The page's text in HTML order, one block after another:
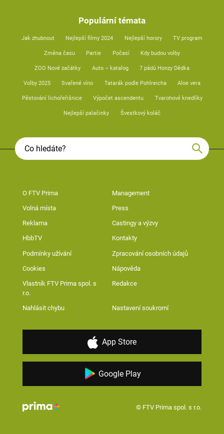
Populární témata
Jak zhubnout Nejlepší filmy 2024 Nejlepší horory TV program
Změna času Partie Počasí Kdy budou volby
ZOO Nové začátky Auto – katalog 7 pádů Honzy Dědka
Volby 2025 Svařené víno Tatarák podle Pohlreicha Aloe vera
Pěstování lichořeřišnice Výpočet ascendentu Tvarohové knedlíky
Nejlepší palačinky Švestkový koláč
O FTV Prima Management
Volná místa Press
Reklama Castingy a výzvy
HbbTV Kontakty
Podmínky užívání Zpracování osobních údajů
Cookies Nápověda
Vlastník FTV Prima spol. s
r.o.
Redakce
Nahlásit chybu Nastavení soukromí
App Store
Google Play
© FTV Prima spol. s r.o.